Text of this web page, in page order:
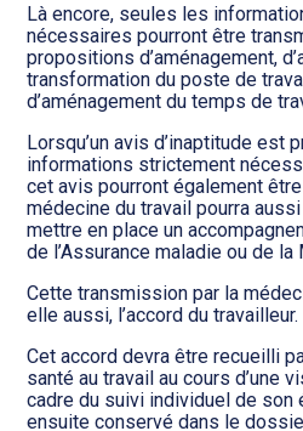
Là encore, seules les
nécessaires pourront être
propositions d’aménagement,
transformation du poste de
d’aménagement du temps de
Lorsqu’un avis d’inaptitude est
informations strictement
cet avis pourront également
médecine du travail pourra
mettre en place un
de l’Assurance maladie ou de la
Cette transmission par la
elle aussi, l’accord du travailleur.
Cet accord devra être recueilli
santé au travail au cours d’une
cadre du suivi individuel de son
ensuite conservé dans le